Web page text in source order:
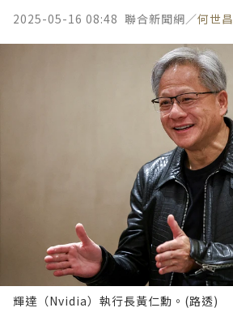
2025-05-16 08:48 聯合新聞網／何世昌
輝達（Nvidia）執行長黃仁勳。(路透)